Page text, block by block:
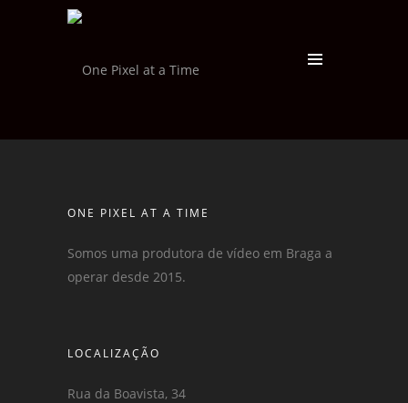
ONE PIXEL AT A TIME
Somos uma produtora de vídeo em Braga a
operar desde 2015.
LOCALIZAÇÃO
Rua da Boavista, 34